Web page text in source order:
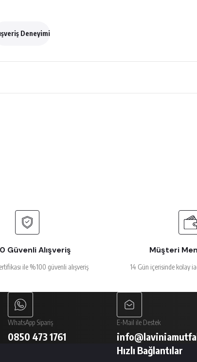
Deneyimi
Güvenli Alışveriş
ile %100 güvenli alışveriş
Müşteri
14 Gün içerisinde kolay
WhatsApp Sipariş
0850 473 1761
E-Mail ile Destek
Hızlı Bağlantılar